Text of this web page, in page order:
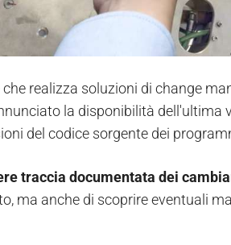
realizza soluzioni di change
la disponibilità dell'ultima
del codice sorgente dei
traccia documentata dei
ma anche di scoprire eventuali